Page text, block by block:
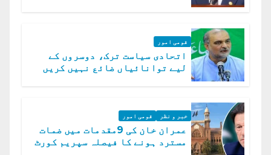
قومی امور
اتحادی سیاست ترک، دوسروں کے
لیے توانائیاں ضائع نہیں کریں
خبر و نظر قومی امور
عمران خان کی 9مقدمات میں ضمات
مسترد ہونے کا فیصلہ سپریم کورٹ